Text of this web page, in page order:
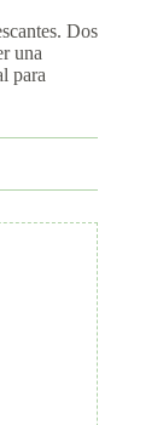
Dos
una
para